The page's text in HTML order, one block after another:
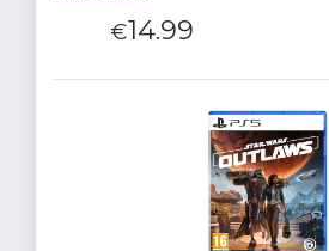
€14.99